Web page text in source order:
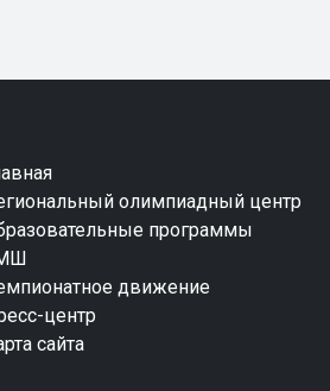
олимпиадный центр
программы
движение
центр
сайта